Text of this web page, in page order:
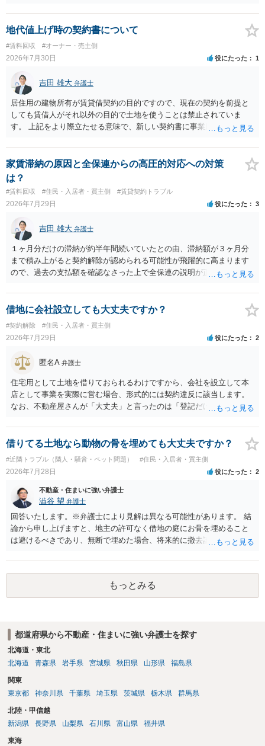
する動機づけがなくなります。 今回進められつつある手続はあくまで
も、建物を賃貸人に一日も早く明け渡すための便宜的方法として理解
するのが良いと思います。またその方法で進めた方が、連帯保証人で
あるお知り合いさんにとっても、自身の経済的負担を最小限に食い止
められるため望ましいやり方だといえます。
地代値上げ時の契約書について
#賃料回収 #オーナー・売主側
2026年7月30日 役にたった 1
吉田 雄大 弁護士
居住用の建物所有が賃貸借契約の目的ですので、現在の契約を前提と
しても賃借人がそれ以外の目的で土地を使うことは禁止されていま
す。 上記をより際立たせる意味で、新しい契約書に事業用として用い
交渉である以上賃借人が拒んだ場合には入りませんが、提案するのは
良い方法と思います。
家賃滞納の原因と全保連からの高圧的対応への対策
は？
#賃料回収 #住民・入居者・買主側 #賃貸契約トラブル
2026年7月29日 役にたった 3
吉田 雄大 弁護士
１ヶ月分だけの滞納が約半年間続いていたとの由、滞納額が３ヶ月分
まで積み上がると契約解除が認められる可能性が飛躍的に高まります
ので、過去の支払額を確認なさった上で全保連の説明が正しければ、
た理由は気になるところですが、中身のある返答は期待できないと思
います。
借地に会社設立しても大丈夫ですか？
#契約解除 #住民・入居者・買主側
2026年7月29日 役にたった 2
匿名A 弁護士
住宅用として土地を借りておられるわけですから、会社を設立して本
店として事業を実際に営む場合、形式的には契約違反に該当します。
なお、不動産屋さんが「大丈夫」と言ったのは「登記だけなら実務上
れますが、これは法的な保証ではありません。 ただ、解除まで認めら
れるかどうかについては信頼関係が破壊されたかどうかで判断されま
すので、建物を事務所・店舗用に大きく改築する等までなさらない限
り、リスクはそれほど大きくないかもしれません。 しかしそれでも、
大家さんが契約違反を口実に、将来の更新時に更新料の上乗せを要求
したり、立ち退きを迫る材料に使ったりする可能性は否定できませ
ん。
借りてる土地なら動物の骨を埋めても大丈夫ですか？
#近隣トラブル（隣人・騒音・ペット問題） #住民・入居者・買主側
2026年7月28日 役にたった 2
不動産・住まいに強い弁護士
澁谷 望 弁護士
回答いたします。※弁護士により見解は異なる可能性があります。 結
論から申し上げますと、地主の許可なく借地の庭にお骨を埋めること
は避けるべきであり、無断で埋めた場合、将来的に撤去請求や退去時
上、自分のペットの遺骨を埋める行為自体は墓地埋葬法違反や不法投
棄には該当しないため、犯罪になるわけではありません。しかし、建
物の所有者は質問者様であっても、土地の所有権はあくまで地主にあ
ります。そのため、地主に無断でお骨を埋める行為は、他人の所有権
事前に地主へ相談して許可を得るか、土地に直接埋めずに大きめの鉢
植え等で供養する「プランター葬」や、ペット霊園等への納骨を検討
されるのが確実かと思います。
もっとみる
都道府県から不動産・住まいに強い弁護士を探す
北海道・東北
北海道
青森県 岩手県 宮城県 秋田県 山形県 福島県
関東
東京都
神奈川県 千葉県 埼玉県 茨城県 栃木県 群馬県
北陸・甲信越
新潟県
長野県 山梨県 石川県 富山県 福井県
東海